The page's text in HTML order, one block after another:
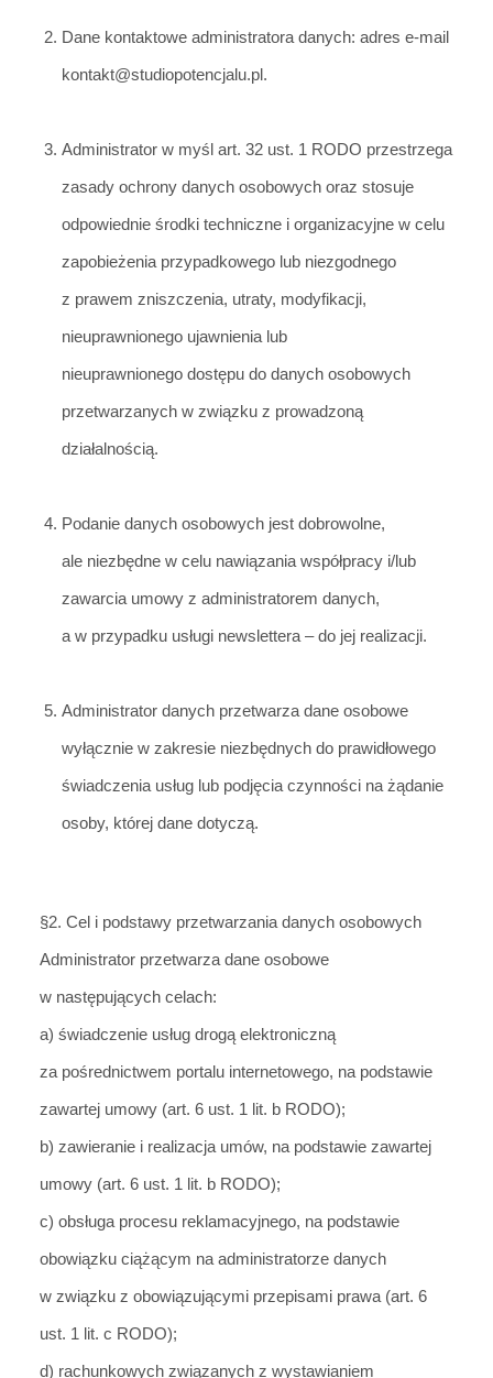
Dane kontaktowe administratora danych: adres e-mail
kontakt@studiopotencjalu.pl.
Administrator w myśl art. 32 ust. 1 RODO przestrzega
zasadyochrony danych osobowych oraz stosuje
odpowiednie środki techniczne i organizacyjne w celu
zapobieżenia przypadkowego lub niezgodnego
z prawem zniszczenia, utraty, modyfikacji,
nieuprawnionego ujawnienia lub
nieuprawnionego dostępu do danych osobowych
przetwarzanych w związku z prowadzoną
działalnością.
Podanie danych osobowych jest dobrowolne,
ale niezbędne w celu nawiązania współpracy i/lub
zawarcia umowy z administratorem danych,
a w przypadku usługi newslettera – do jej realizacji.
Administrator danych przetwarza dane osobowe
wyłącznie w zakresie niezbędnych do prawidłowego
świadczenia usług lub podjęcia czynności na żądanie
osoby, której dane dotyczą.
§2. Cel i podstawy przetwarzania danych osobowych
Administrator przetwarza dane osobowe
w następujących celach:
a) świadczenie usług drogą elektroniczną
za pośrednictwem portalu internetowego, na podstawie
zawartej umowy (art. 6 ust. 1 lit. b RODO);
b) zawieranie i realizacja umów, na podstawie zawartej
umowy (art. 6 ust. 1 lit. b RODO);
c) obsługa procesu reklamacyjnego, na podstawie
obowiązku ciążącym na administratorze danych
w związku z obowiązującymi przepisami prawa (art. 6
ust. 1 lit. c RODO);
d) rachunkowych związanych z wystawianiem